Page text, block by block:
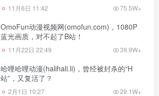
11月6日 11:42 75.5W+
OmoFun动漫视频网(omofun.com)，1080P
蓝光画质，对不起了B站！
11月22日 22:49 39.9W+
哈哩哈哩动漫(halihali.li)，曾经被封杀的“H
站”，又复活了？
2月1日 10:27 29.1W+